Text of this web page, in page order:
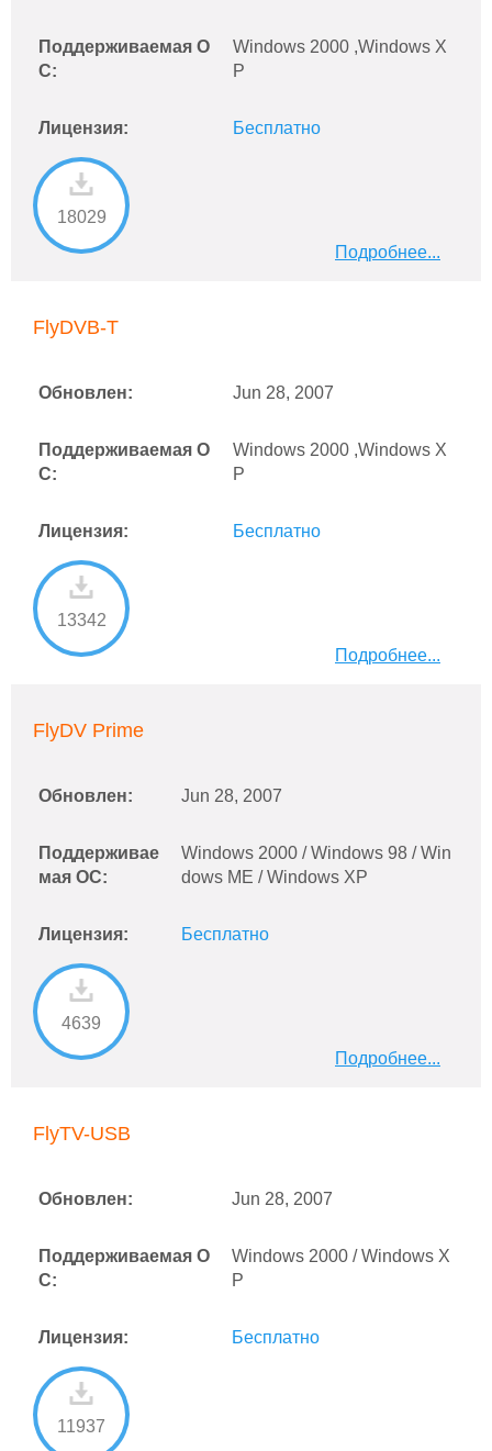
Поддерживаемая О
С:
Windows 2000 ,Windows X
P
Лицензия: Бесплатно
18029
Подробнее...
FlyDVB-T
Обновлен: Jun 28, 2007
Поддерживаемая О
С:
Windows 2000 ,Windows X
P
Лицензия: Бесплатно
13342
Подробнее...
FlyDV Prime
Обновлен: Jun 28, 2007
Поддерживае
мая ОС:
Windows 2000 / Windows 98 / Win
dows ME / Windows XP
Лицензия: Бесплатно
4639
Подробнее...
FlyTV-USB
Обновлен: Jun 28, 2007
Поддерживаемая О
С:
Windows 2000 / Windows X
P
Лицензия: Бесплатно
11937